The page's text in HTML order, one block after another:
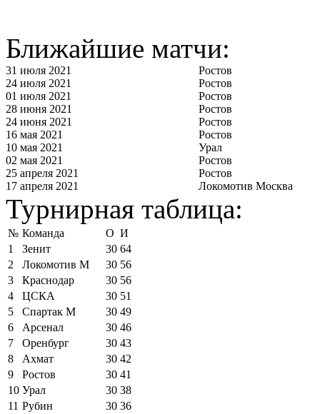
Ближайшие матчи:
31 июля 2021
Ростов
24 июля 2021
Ростов
01 июля 2021
Ростов
28 июня 2021
Ростов
24 июня 2021
Ростов
16 мая 2021
Ростов
10 мая 2021
Урал
02 мая 2021
Ростов
25 апреля 2021
Ростов
17 апреля 2021
Локомотив Москва
Турнирная таблица:
№ Команда О И
1
Зенит 30 64
2
Локомотив М 30 56
3
Краснодар 30 56
4
ЦСКА 30 51
5
Спартак М 30 49
6
Арсенал 30 46
7
Оренбург 30 43
8
Ахмат 30 42
9
Ростов 30 41
10 Урал 30 38
11 Рубин 30 36